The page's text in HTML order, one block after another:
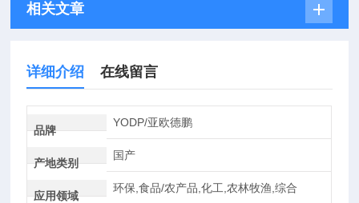
相关文章
详细介绍 在线留言
品牌
YODP/亚欧德鹏
产地类别
国产
应用领域
环保,食品/农产品,化工,农林牧渔,综合